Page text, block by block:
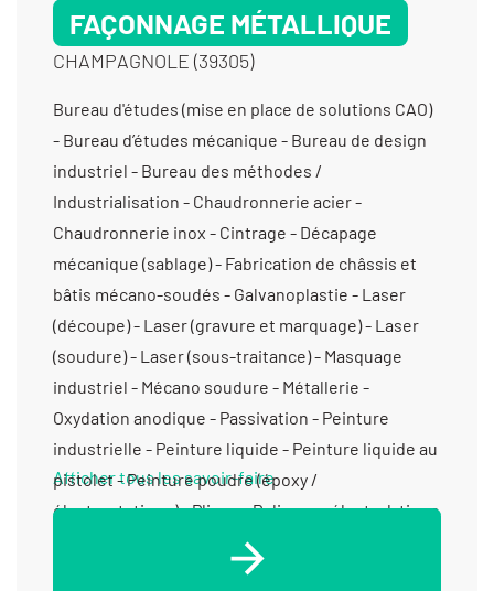
FAÇONNAGE MÉTALLIQUE
CHAMPAGNOLE (39305)
Bureau d'études (mise en place de solutions CAO)
- Bureau d’études mécanique - Bureau de design
industriel - Bureau des méthodes /
Industrialisation - Chaudronnerie acier -
Chaudronnerie inox - Cintrage - Décapage
mécanique (sablage) - Fabrication de châssis et
bâtis mécano-soudés - Galvanoplastie - Laser
(découpe) - Laser (gravure et marquage) - Laser
(soudure) - Laser (sous-traitance) - Masquage
industriel - Mécano soudure - Métallerie -
Oxydation anodique - Passivation - Peinture
industrielle - Peinture liquide - Peinture liquide au
pistolet - Peinture poudre (époxy /
électrostatique) - Pliage - Polissage électrolytique
- Prototypes (conception) - Prototypes (fabrication
petite série) - Prototypes (fabrication) -
Afficher tous les savoir-faire